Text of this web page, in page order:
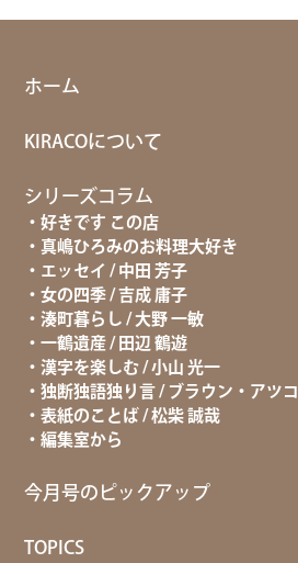
ホーム
KIRACOについて
シリーズコラム
好きです この店
真嶋ひろみのお料理大好き
エッセイ / 中田 芳子
女の四季 / 吉成 庸子
湊町暮らし / 大野 一敏
一鶴遺産 / 田辺 鶴遊
漢字を楽しむ / 小山 光一
独断独語独り言 / ブラウン・アツコ
表紙のことば / 松柴 誠哉
編集室から
今月号のピックアップ
TOPICS